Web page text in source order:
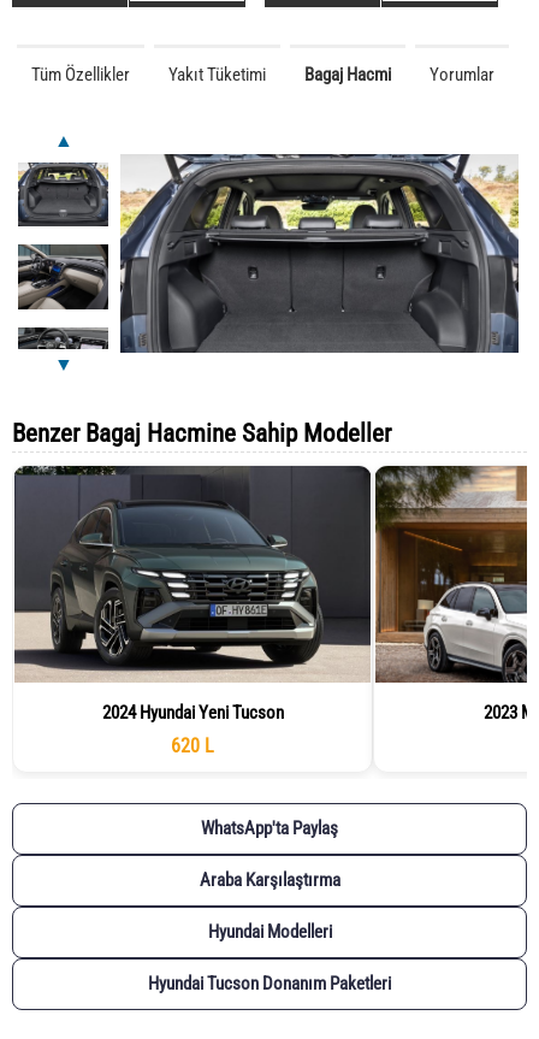
Tüm Özellikler Yakıt Tüketimi Bagaj Hacmi Yorumlar
▲
▼
Benzer Bagaj Hacmine Sahip Modeller
2024 Hyundai Yeni Tucson
620 L
2023
WhatsApp'ta Paylaş
Araba Karşılaştırma
Hyundai Modelleri
Hyundai Tucson Donanım Paketleri